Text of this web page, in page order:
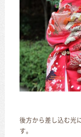
後方から差し込む光
す。